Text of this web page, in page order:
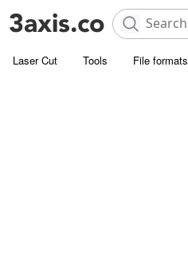
Laser Cut Tools File formats